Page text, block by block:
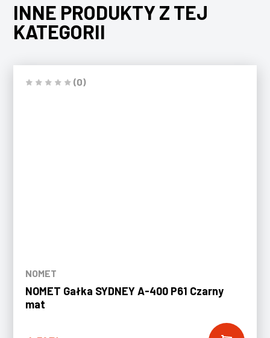
INNE PRODUKTY Z TEJ
KATEGORII
(0)
NOMET
NOMET Gałka SYDNEY A-400 P61 Czarny
mat